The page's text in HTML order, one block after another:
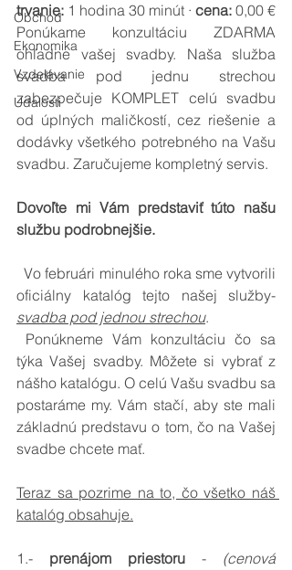
Obchod
Ekonomika
Vzdelávanie
Udalosti
trvanie: 1 hodina 30 minút · cena: 0,00 €
Ponúkame konzultáciu ZDARMA
ohľadne vašej svadby. Naša služba
svadba pod jednu strechou
zabezpečuje KOMPLET celú svadbu
od úplných maličkostí, cez riešenie a
dodávky všetkého potrebného na Vašu
svadbu. Zaručujeme kompletný servis.
Dovoľte mi Vám predstaviť túto našu
službu podrobnejšie.
  Vo februári minulého roka sme vytvorili
svadba pod jednou strechou.
týka Vašej svadby. Môžete si vybrať z
nášho katalógu. O celú Vašu svadbu sa
postaráme my. Vám stačí, aby ste mali
základnú predstavu o tom, čo na Vašej
svadbe chcete mať.
Teraz sa pozrime na to, čo všetko náš
katalóg obsahuje.
1.- prenájom priestoru - (cenová